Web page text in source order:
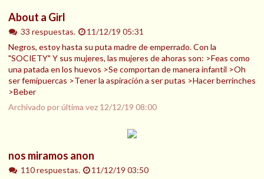
About a Girl
33 respuestas.
11/12/19 05:31
Negros, estoy hasta su puta madre de emperrado. Con la
"SOCIETY" Y sus mujeres, las mujeres de ahoras son: >Feas como
una patada en los huevos >Se comportan de manera infantil >Oh
ser femipuercas >Tener la aspiración a ser putas >Hacer berrinches
>Beber
Archivado por última vez 12/12/19 08:00
nos miramos anon
110 respuestas.
11/12/19 03:50